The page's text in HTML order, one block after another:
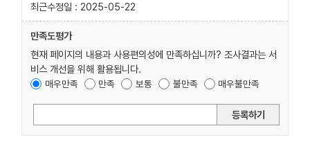
최근수정일 : 2025-05-22
만족도평가
현재 페이지의 내용과 사용편의성에 만족하십니까? 조사결과는 서
비스 개선을 위해 활용됩니다.
매우만족 만족 보통 불만족 매우불만족
등록하기